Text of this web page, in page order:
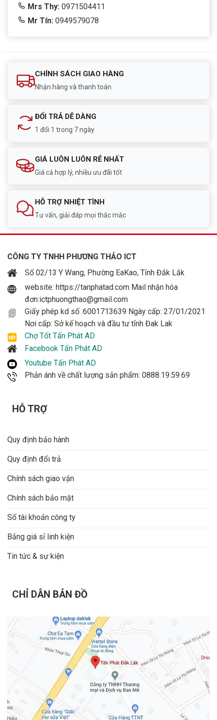
Mrs Thy: 0971504411
Mr Tín: 0949579078
CHÍNH SÁCH GIAO HÀNG
Nhận hàng và thanh toán
ĐỔI TRẢ DỄ DÀNG
1 đổi 1 trong 7 ngày
GIÁ LUÔN LUÔN RẺ NHẤT
Giá cả hợp lý, nhiều ưu đãi tốt
HỖ TRỢ NHIỆT TÌNH
Tư vấn, giải đáp mọi thắc mắc
CÔNG TY TNHH PHƯƠNG THẢO ICT
Số 02/13 Y Wang, Phường EaKao, Tỉnh Đắk Lắk
website: https://tanphatad.com Mail nhận hóa
đơn:ictphuongthao@gmail.com
Giấy phép kd số :6001713639 Ngày cấp: 27/01/2021
Nơi cấp: Sở kế hoạch và đầu tư tỉnh Đak Lak
Chợ Tốt Tấn Phát AD
Facebook Tấn Phát AD
Youtube Tấn Phát AD
Phản ánh về chất lượng sản phẩm: 0888.19.59.69
HỖ TRỢ
Quy định bảo hành
Quy định đổi trả
Chính sách giao vận
Chính sách bảo mật
Số tài khoản công ty
Bảng giá sỉ linh kiện
Tin tức & sự kiện
CHỈ DẪN BẢN ĐỒ